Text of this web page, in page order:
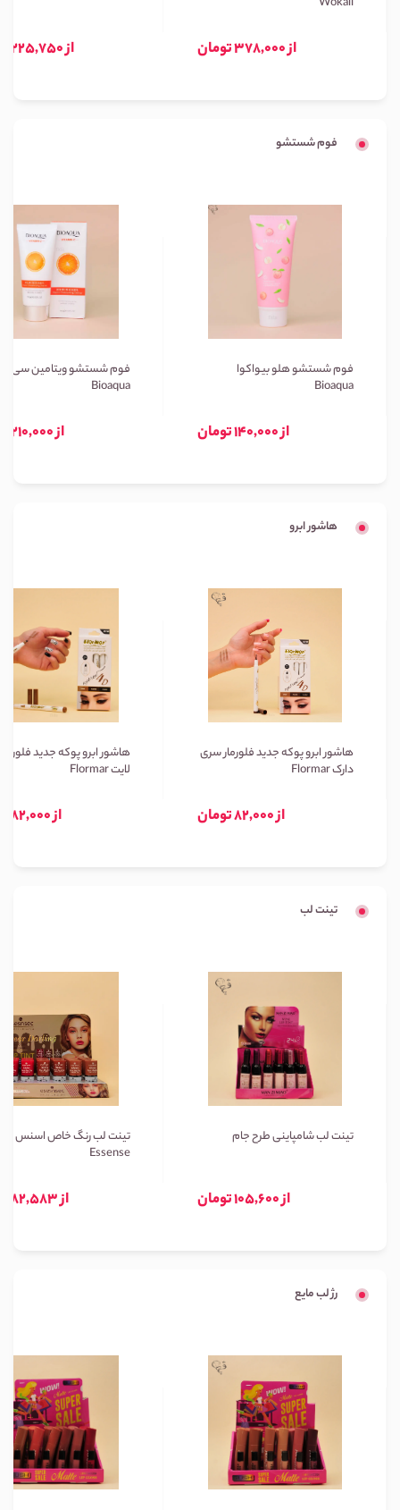
از 378,000 تومان از 225,750 تومان
فوم شستشو
فوم شستشو هلو بیواکوا
Bioaqua
از 140,000 تومان
فوم شستشو ویتامین سی
Bioaqua
از 210,000 تومان
هاشور ابرو
هاشور ابرو پوکه جدید فلورمار سری
دارک Flormar
از 82,000 تومان
هاشور ابرو پوکه جدید
لایت Flormar
از 82,000 تومان
تینت لب
تینت لب شامپاینی طرح جام
از 105,600 تومان
تینت لب رنگ خاص اسنس
Essense
از 82,583 تومان
رژ لب مایع